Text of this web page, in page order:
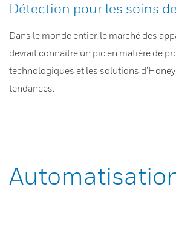
Détection pour les soins
Dans le monde entier, le marché des
devrait connaître un pic en matière de
technologiques et les solutions
tendances.